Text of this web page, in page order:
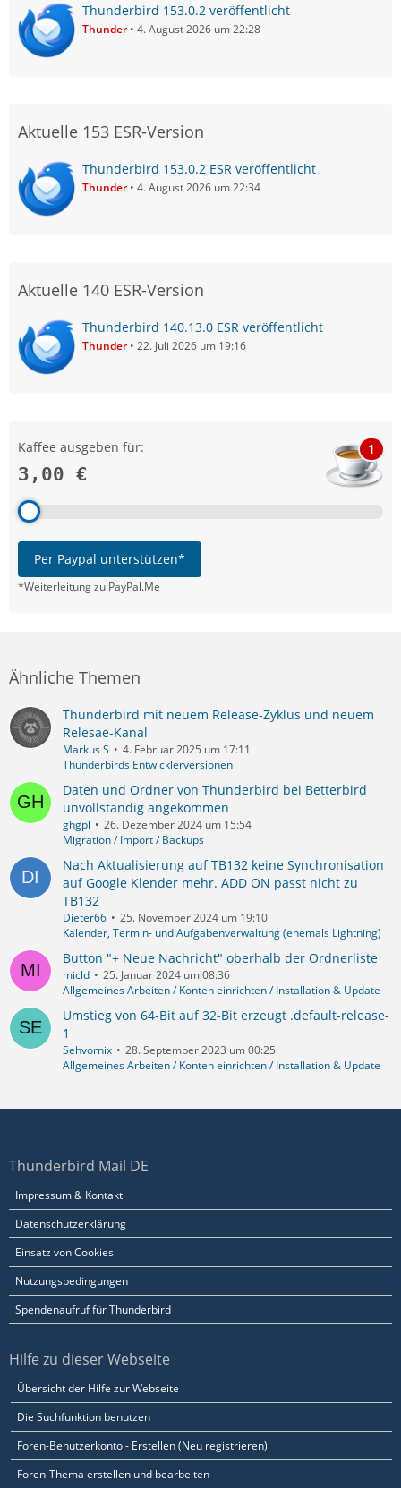
Thunderbird 153.0.2 veröffentlicht
Thunder 4. August 2026 um 22:28
Aktuelle 153 ESR-Version
Thunderbird 153.0.2 ESR veröffentlicht
Thunder 4. August 2026 um 22:34
Aktuelle 140 ESR-Version
Thunderbird 140.13.0 ESR veröffentlicht
Thunder 22. Juli 2026 um 19:16
Kaffee ausgeben für:
3,00 €
1
Per Paypal unterstützen*
*Weiterleitung zu PayPal.Me
Ähnliche Themen
Thunderbird mit neuem Release-Zyklus und neuem
Relesae-Kanal
Markus S
4. Februar 2025 um 17:11
Thunderbirds Entwicklerversionen
Daten und Ordner von Thunderbird bei Betterbird
unvollständig angekommen
ghgpl
26. Dezember 2024 um 15:54
Migration / Import / Backups
Nach Aktualisierung auf TB132 keine Synchronisation
auf Google Klender mehr. ADD ON passt nicht zu
TB132
Dieter66
25. November 2024 um 19:10
Kalender, Termin- und Aufgabenverwaltung (ehemals Lightning)
Button "+ Neue Nachricht" oberhalb der Ordnerliste
micld
25. Januar 2024 um 08:36
Allgemeines Arbeiten / Konten einrichten / Installation & Update
Umstieg von 64-Bit auf 32-Bit erzeugt .default-release-
1
Sehvornix
28. September 2023 um 00:25
Allgemeines Arbeiten / Konten einrichten / Installation & Update
Thunderbird Mail DE
Impressum & Kontakt
Datenschutzerklärung
Einsatz von Cookies
Nutzungsbedingungen
Spendenaufruf für Thunderbird
Hilfe zu dieser Webseite
Übersicht der Hilfe zur Webseite
Die Suchfunktion benutzen
Foren-Benutzerkonto - Erstellen (Neu registrieren)
Foren-Thema erstellen und bearbeiten